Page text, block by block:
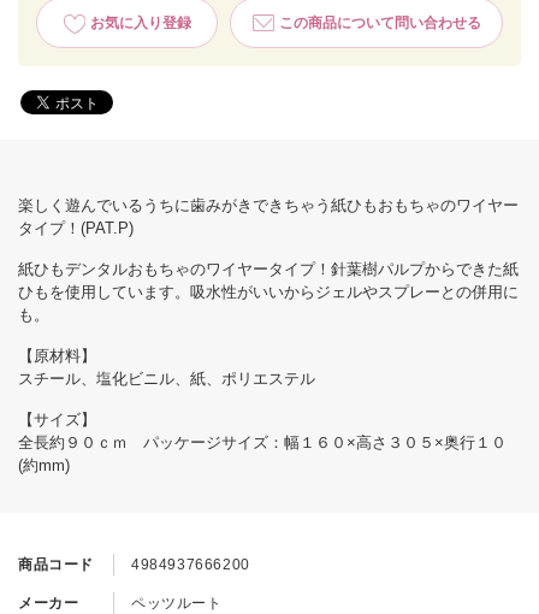
お気に入り登録 この商品について問い合わせる
商品コード 4984937666200
メーカー ペッツルート
楽しく遊んでいるうちに歯みがきできちゃう紙ひもおもちゃのワイヤー
タイプ！(PAT.P)
紙ひもデンタルおもちゃのワイヤータイプ！針葉樹パルプからできた紙
ひもを使用しています。吸水性がいいからジェルやスプレーとの併用に
も。
【原材料】
スチール、塩化ビニル、紙、ポリエステル
【サイズ】
全長約９０ｃｍ パッケージサイズ：幅１６０×高さ３０５×奥行１０
(約mm)